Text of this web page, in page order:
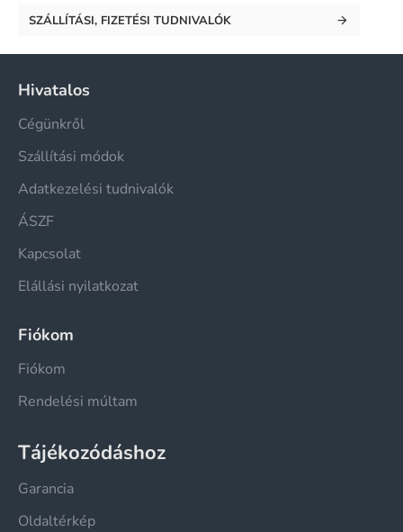
SZÁLLÍTÁSI, FIZETÉSI TUDNIVALÓK
Hivatalos
Cégünkről
Szállítási módok
Adatkezelési tudnivalók
ÁSZF
Kapcsolat
Elállási nyilatkozat
Fiókom
Fiókom
Rendelési múltam
Tájékozódáshoz
Garancia
Oldaltérkép